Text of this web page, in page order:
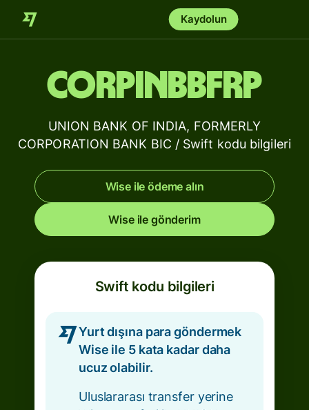
Kaydolun
CORPINBBFRP
UNION BANK OF INDIA, FORMERLY
CORPORATION BANK BIC / Swift kodu bilgileri
Wise ile ödeme alın
Wise ile gönderim
Swift kodu bilgileri
Yurt dışına para göndermek
Wise ile 5 kata kadar daha
ucuz olabilir.
Uluslararası transfer yerine